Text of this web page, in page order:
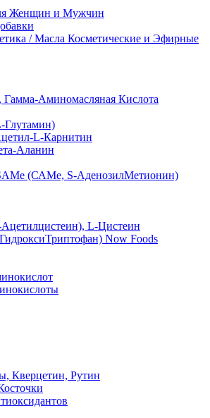
Женщин и Мужчин
/ Масла Косметические и Эфирные
Аминомасляная Кислота
L-Карнитин
Аланин
(САМе, S-АденозилМетионин)
L-Цистеин
Now Foods
Кверцетин, Рутин